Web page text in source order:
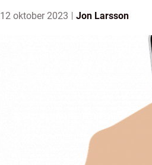
12 oktober 2023 Jon Larsson